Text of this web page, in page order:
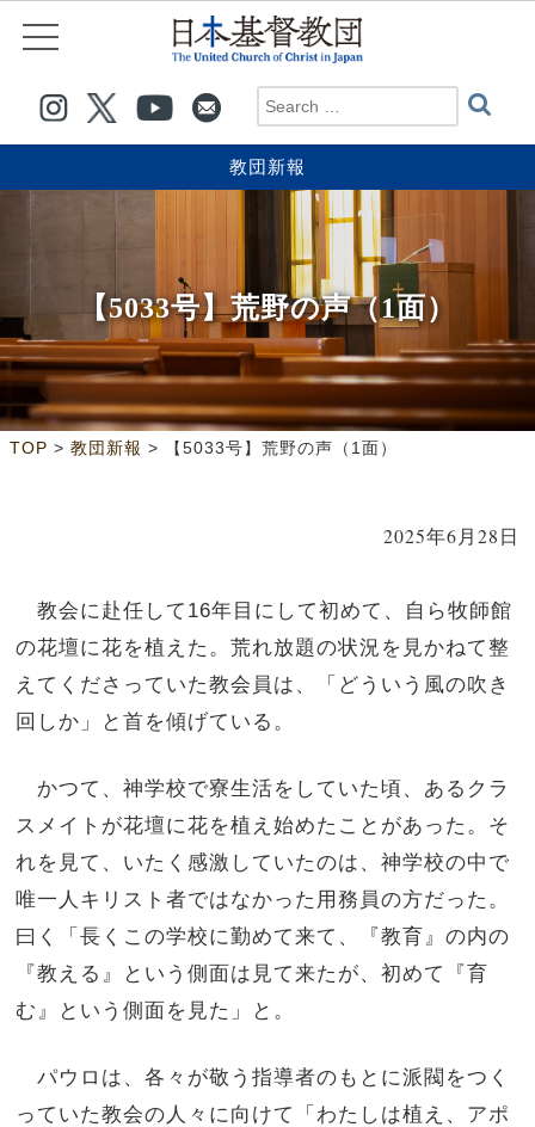
教団新報
【5033号】荒野の声（1面）
TOP > 教団新報 > 【5033号】荒野の声（1面）
2025年6月28日
教会に赴任して16年目にして初めて、自ら牧師館
の花壇に花を植えた。荒れ放題の状況を見かねて整
えてくださっていた教会員は、「どういう風の吹き
回しか」と首を傾げている。
かつて、神学校で寮生活をしていた頃、あるクラ
スメイトが花壇に花を植え始めたことがあった。そ
れを見て、いたく感激していたのは、神学校の中で
唯一人キリスト者ではなかった用務員の方だった。
曰く「長くこの学校に勤めて来て、『教育』の内の
『教える』という側面は見て来たが、初めて『育
む』という側面を見た」と。
パウロは、各々が敬う指導者のもとに派閥をつく
っていた教会の人々に向けて「わたしは植え、アポ